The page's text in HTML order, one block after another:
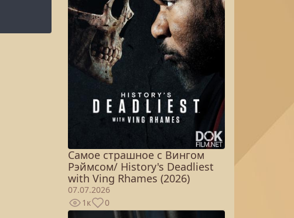
Самое страшное с Вингом
Рэймсом/ History's Deadliest
with Ving Rhames (2026)
07.07.2026
1к
0